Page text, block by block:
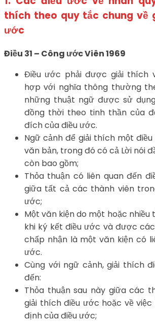
thích theo quy tắc chung về
ước
Điều 31 – Công ước Viên 1969
Điều ước phải được giải thích
hợp với nghĩa thông thường
những thuật ngữ được sử
đồng thời theo tinh thần của
đích của điều ước.
Ngữ cảnh để giải thích một
văn bản, trong đó có cả Lời nói
còn bao gồm;
Thỏa thuận có liên quan đến
giữa tất cả các thành viên
ước;
Một văn kiện do một hoặc
khi ký kết điều ước và được
chấp nhận là một văn kiện có
ước.
Cùng với ngữ cảnh, giải thích
đến:
Thỏa thuận sau này giữa các
giải thích điều ước hoặc về
định của điều ước;